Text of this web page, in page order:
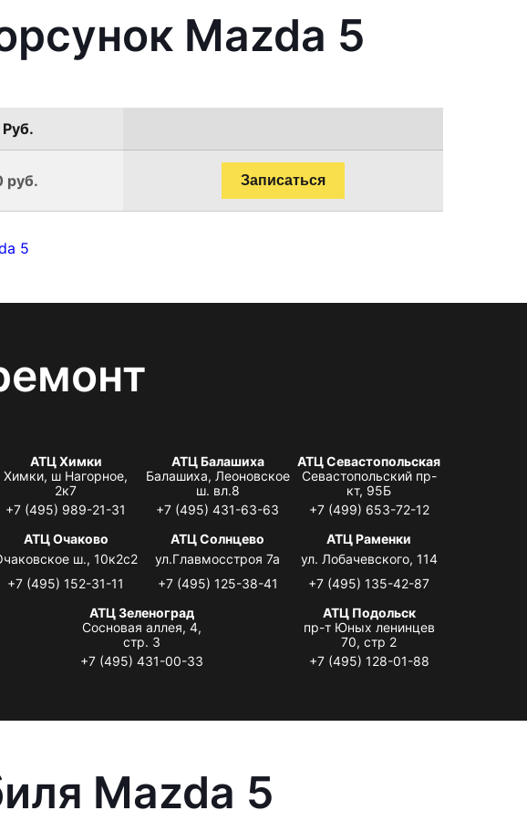
Mazda 5
руб. Записаться
5
АТЦ Химки
Химки, ш Нагорное,
2к7
+7 (495) 989-21-31
АТЦ Балашиха
Балашиха, Леоновское
ш. вл.8
+7 (495) 431-63-63
АТЦ Севастопольская
Севастопольский пр-
кт, 95Б
+7 (499) 653-72-12
АТЦ Очаково
ш., 10к2с2
+7 (495) 152-31-11
АТЦ Солнцево
ул.Главмосстроя 7а
+7 (495) 125-38-41
АТЦ Раменки
ул. Лобачевского, 114
+7 (495) 135-42-87
АТЦ Зеленоград
Сосновая аллея, 4,
стр. 3
+7 (495) 431-00-33
АТЦ Подольск
пр-т Юных ленинцев
70, стр 2
+7 (495) 128-01-88
Mazda 5